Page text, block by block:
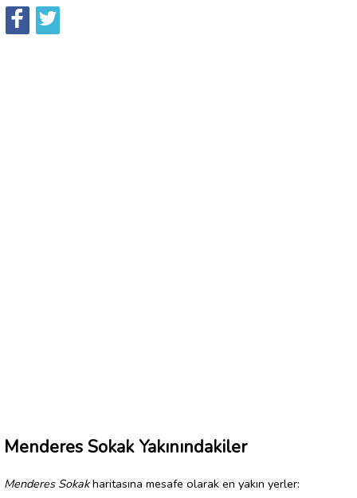
Menderes Sokak Yakınındakiler
Menderes Sokakharitasına mesafe olarak en yakın yerler: